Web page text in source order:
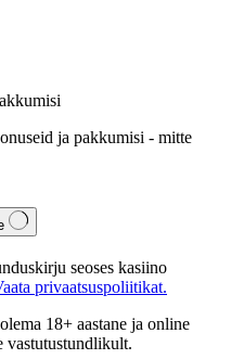
ja pakkumisi - mitte
seoses kasiino
privaatsuspoliitikat.
18+ aastane ja online
vastutustundlikult.